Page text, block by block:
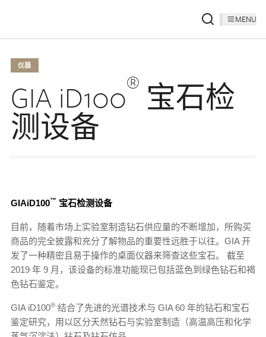
MENU
仪器
GIA iD100® 宝石检
测设备
GIAiD100™ 宝石检测设备
目前，随着市场上实验室制造钻石供应量的不断增加，所购买
商品的完全披露和充分了解物品的重要性远胜于以往。GIA 开
发了一种精密且易于操作的桌面仪器来筛查这些宝石。 截至
2019 年 9 月，该设备的标准功能现已包括蓝色到绿色钻石和褐
色钻石鉴定。
GIA iD100® 结合了先进的光谱技术与 GIA 60 年的钻石和宝石
鉴定研究，用以区分天然钻石与实验室制造（高温高压和化学